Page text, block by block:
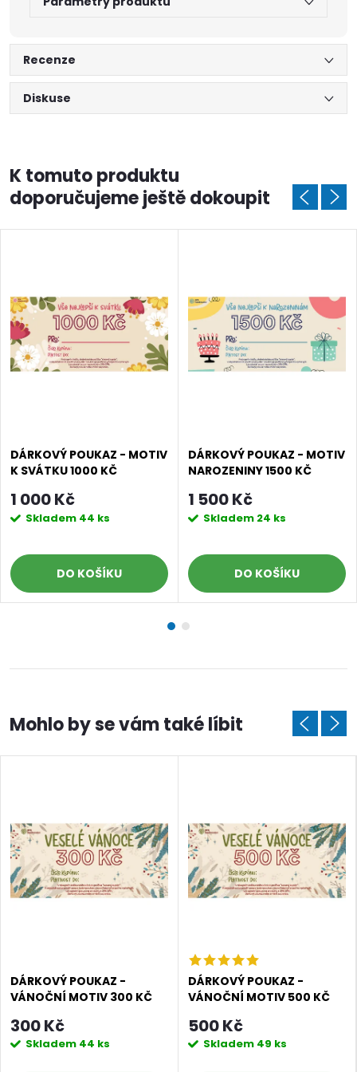
Recenze
Diskuse
K tomuto produktu
doporučujeme ještě dokoupit
DÁRKOVÝ POUKAZ - MOTIV
K SVÁTKU 1000 KČ
1 000 Kč
Skladem 44 ks
DO KOŠÍKU
DÁRKOVÝ POUKAZ - MOTIV
NAROZENINY 1500 KČ
1 500 Kč
Skladem 24 ks
DO KOŠÍKU
DÁRKOVÝ POUKAZ -
VÁNOČNÍ MOTIV 300 KČ
300 Kč
Skladem 44 ks
DÁRKOVÝ POUKAZ -
VÁNOČNÍ MOTIV 500 KČ
500 Kč
Skladem 49 ks
Doprava a platby Prodejna Blog a návody